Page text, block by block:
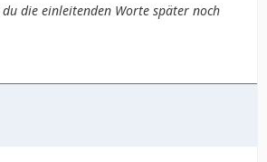
die einleitenden Worte später noch